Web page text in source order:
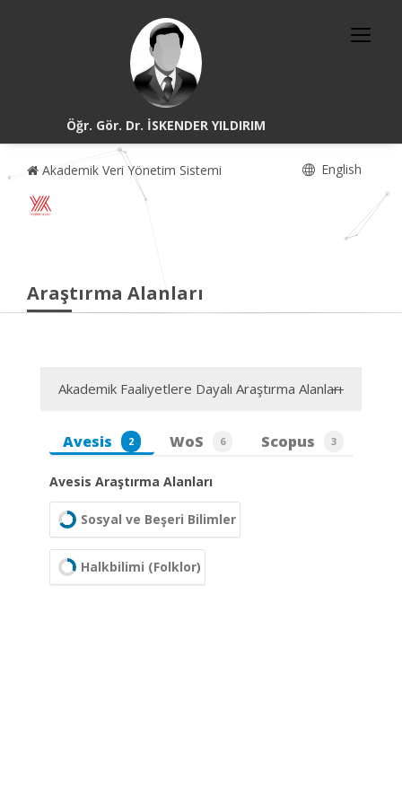
Öğr. Gör. Dr. İSKENDER YILDIRIM
Akademik Veri Yönetim Sistemi English
Araştırma Alanları
Akademik Faaliyetlere Dayalı Araştırma Alanları
Avesis 2 WoS 6 Scopus 3
Avesis Araştırma Alanları
Sosyal ve Beşeri Bilimler
Halkbilimi (Folklor)